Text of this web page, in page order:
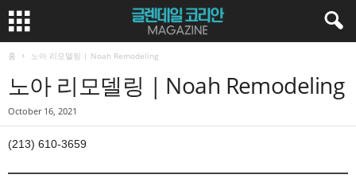
홈 노아 리모델링 | Noah Remodeling
노아 리모델링 | Noah Remodeling
October 16, 2021
(213) 610-3659